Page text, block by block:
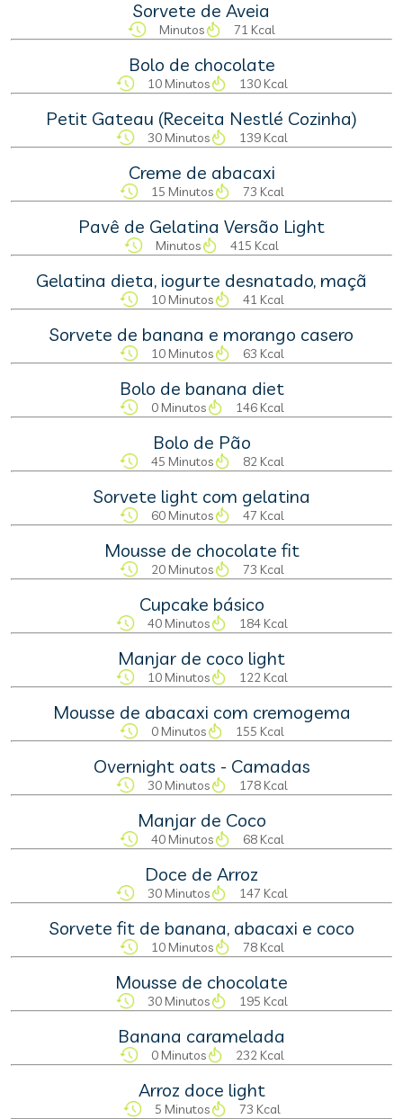
Sorvete de Aveia
Minutos 71 Kcal
Bolo de chocolate
10 Minutos 130 Kcal
Petit Gateau (Receita Nestlé Cozinha)
30 Minutos 139 Kcal
Creme de abacaxi
15 Minutos 73 Kcal
Pavê de Gelatina Versão Light
Minutos 415 Kcal
Gelatina dieta, iogurte desnatado, maçã
10 Minutos 41 Kcal
Sorvete de banana e morango casero
10 Minutos 63 Kcal
Bolo de banana diet
0 Minutos 146 Kcal
Bolo de Pão
45 Minutos 82 Kcal
Sorvete light com gelatina
60 Minutos 47 Kcal
Mousse de chocolate fit
20 Minutos 73 Kcal
Cupcake básico
40 Minutos 184 Kcal
Manjar de coco light
10 Minutos 122 Kcal
Mousse de abacaxi com cremogema
0 Minutos 155 Kcal
Overnight oats - Camadas
30 Minutos 178 Kcal
Manjar de Coco
40 Minutos 68 Kcal
Doce de Arroz
30 Minutos 147 Kcal
Sorvete fit de banana, abacaxi e coco
10 Minutos 78 Kcal
Mousse de chocolate
30 Minutos 195 Kcal
Banana caramelada
0 Minutos 232 Kcal
Arroz doce light
5 Minutos 73 Kcal